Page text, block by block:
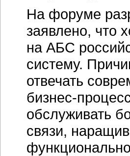
На форуме
заявлено, что
на АБС
систему.
отвечать
бизнес-
обслуживать
связи,